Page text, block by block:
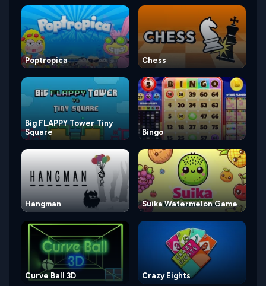
Poptropica Chess
Big FLAPPY Tower Tiny
Square
Bingo
Hangman Suika Watermelon Game
Curve Ball 3D Crazy Eights